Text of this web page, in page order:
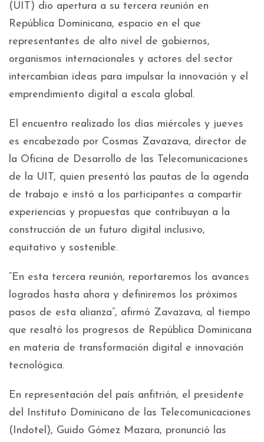
(UIT) dio apertura a su tercera reunión en
República Dominicana, espacio en el que
representantes de alto nivel de gobiernos,
organismos internacionales y actores del sector
intercambian ideas para impulsar la innovación y el
emprendimiento digital a escala global.
El encuentro realizado los días miércoles y jueves
es encabezado por Cosmas Zavazava, director de
la Oficina de Desarrollo de las Telecomunicaciones
de la UIT, quien presentó las pautas de la agenda
de trabajo e instó a los participantes a compartir
experiencias y propuestas que contribuyan a la
construcción de un futuro digital inclusivo,
equitativo y sostenible.
“En esta tercera reunión, reportaremos los avances
logrados hasta ahora y definiremos los próximos
pasos de esta alianza”, afirmó Zavazava, al tiempo
que resaltó los progresos de República Dominicana
en materia de transformación digital e innovación
tecnológica.
En representación del país anfitrión, el presidente
del Instituto Dominicano de las Telecomunicaciones
(Indotel), Guido Gómez Mazara, pronunció las